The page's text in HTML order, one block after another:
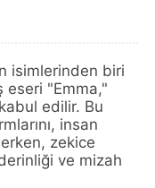
isimlerinden biri
eseri "Emma,"
edilir. Bu
insan
zekice
ve mizah